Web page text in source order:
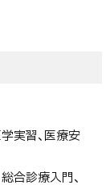
実習、医療安
合診療入門、